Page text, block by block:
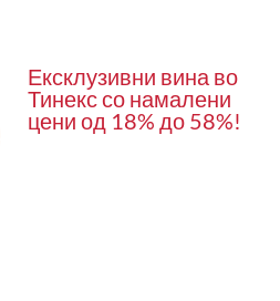
Ексклузивни вина во
Тинекс со намалени
цени од 18% до 58%!